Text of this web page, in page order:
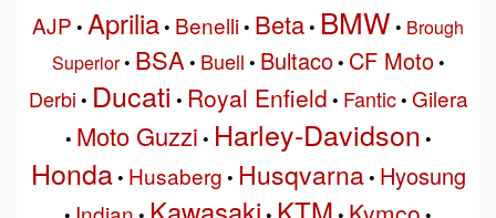
AJP • Aprilia• Benelli• Beta• BMW • Brough
Superior• BSA• Buell • Bultaco• CF Moto•
Derbi • Ducati • Royal Enfield • Fantic• Gilera
• Moto Guzzi • Harley-Davidson •
Honda• Husaberg • Husqvarna• Hyosung